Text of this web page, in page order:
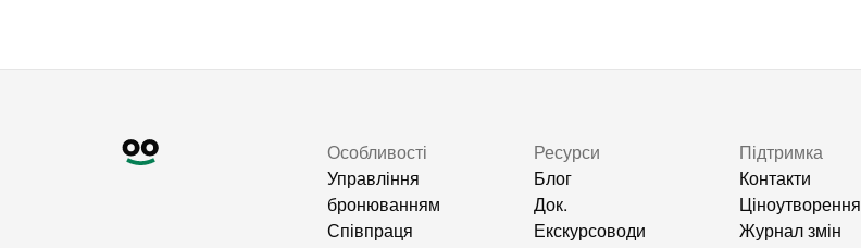
Особливості
Управління
бронюванням
Співпраця
Ресурси
Блог
Док.
Екскурсоводи
Підтримка
Контакти
Ціноутворення
Журнал змін